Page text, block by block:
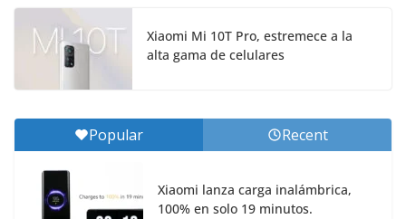
Xiaomi Mi 10T Pro, estremece a la
alta gama de celulares
Popular Recent
Xiaomi lanza carga inalámbrica,
100% en solo 19 minutos.